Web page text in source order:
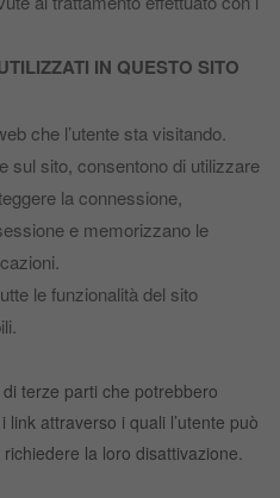
IN QUESTO SITO
che l’utente sta visitando.
sul sito, consentono di utilizzare
la connessione,
e memorizzano le
le funzionalità del sito
terze parti che potrebbero
attraverso i quali l’utente può
la loro disattivazione.